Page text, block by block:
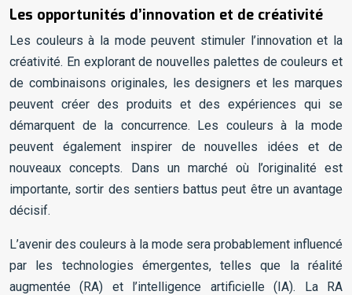
Les opportunités d’innovation et de créativité
Les couleurs à la mode peuvent stimuler l’innovation et la
créativité. En explorant de nouvelles palettes de couleurs et
de combinaisons originales, les designers et les marques
peuvent créer des produits et des expériences qui se
démarquent de la concurrence. Les couleurs à la mode
peuvent également inspirer de nouvelles idées et de
nouveaux concepts. Dans un marché où l’originalité est
importante, sortir des sentiers battus peut être un avantage
décisif.
L’avenir des couleurs à la mode sera probablement influencé
par les technologies émergentes, telles que la réalité
augmentée (RA) et l’intelligence artificielle (IA). La RA